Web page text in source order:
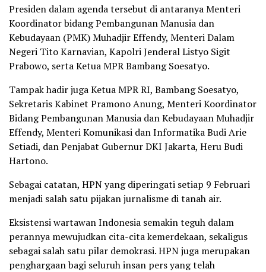
Presiden dalam agenda tersebut di antaranya Menteri
Koordinator bidang Pembangunan Manusia dan
Kebudayaan (PMK) Muhadjir Effendy, Menteri Dalam
Negeri Tito Karnavian, Kapolri Jenderal Listyo Sigit
Prabowo, serta Ketua MPR Bambang Soesatyo.
Tampak hadir juga Ketua MPR RI, Bambang Soesatyo,
Sekretaris Kabinet Pramono Anung, Menteri Koordinator
Bidang Pembangunan Manusia dan Kebudayaan Muhadjir
Effendy, Menteri Komunikasi dan Informatika Budi Arie
Setiadi, dan Penjabat Gubernur DKI Jakarta, Heru Budi
Hartono.
Sebagai catatan, HPN yang diperingati setiap 9 Februari
menjadi salah satu pijakan jurnalisme di tanah air.
Eksistensi wartawan Indonesia semakin teguh dalam
perannya mewujudkan cita-cita kemerdekaan, sekaligus
sebagai salah satu pilar demokrasi. HPN juga merupakan
penghargaan bagi seluruh insan pers yang telah